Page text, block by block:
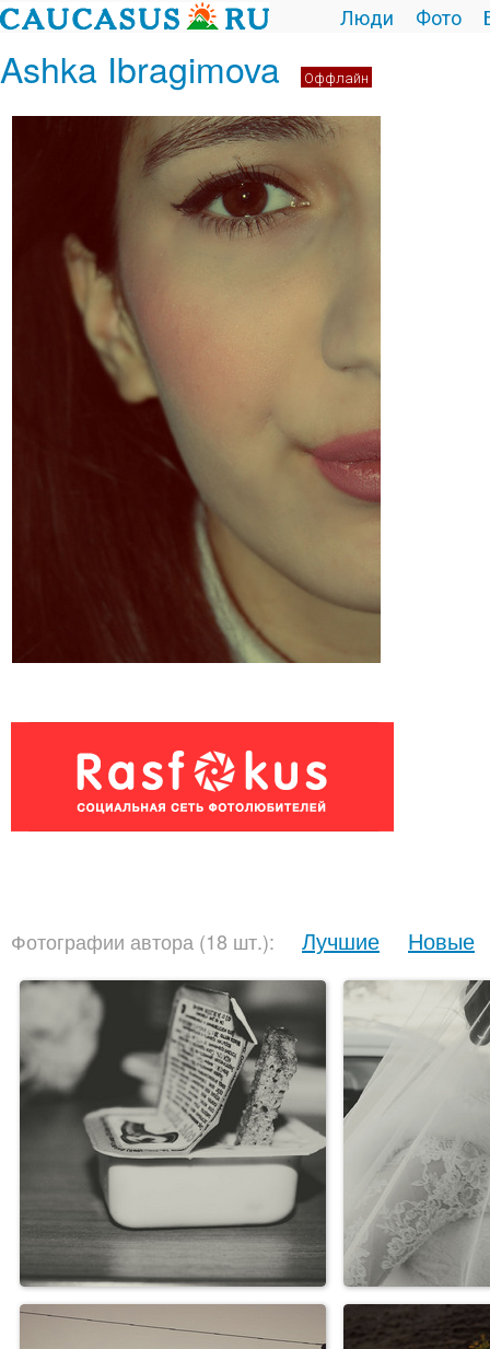
Люди Фото
Ashka Ibragimova Оффлайн
Фотографии автора (18 шт.): Лучшие Новые